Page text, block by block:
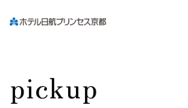
pickup